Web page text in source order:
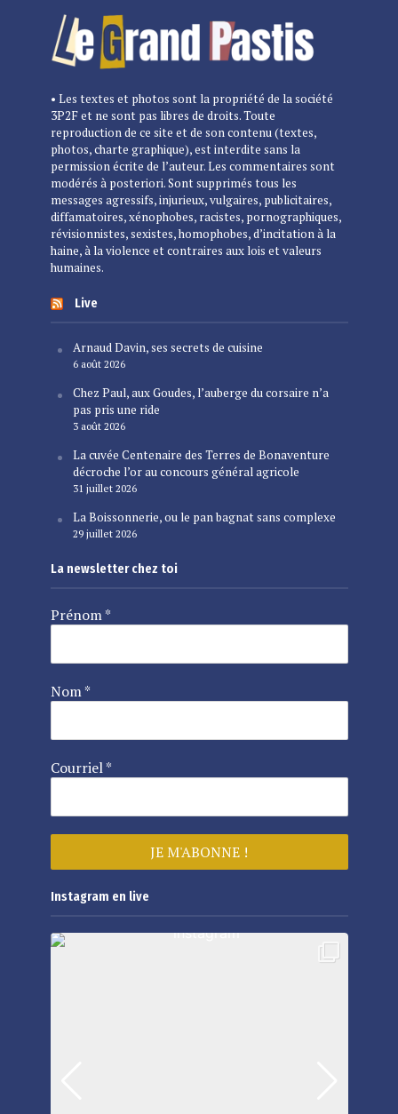
• Les textes et photos sont la propriété de la société
3P2F et ne sont pas libres de droits. Toute
reproduction de ce site et de son contenu (textes,
photos, charte graphique), est interdite sans la
permission écrite de l’auteur. Les commentaires sont
modérés à posteriori. Sont supprimés tous les
messages agressifs, injurieux, vulgaires, publicitaires,
diffamatoires, xénophobes, racistes, pornographiques,
révisionnistes, sexistes, homophobes, d’incitation à la
haine, à la violence et contraires aux lois et valeurs
humaines.
Live
Arnaud Davin, ses secrets de cuisine
6 août 2026
Chez Paul, aux Goudes, l’auberge du corsaire n’a
pas pris une ride
3 août 2026
La cuvée Centenaire des Terres de Bonaventure
décroche l’or au concours général agricole
31 juillet 2026
La Boissonnerie, ou le pan bagnat sans complexe
29 juillet 2026
La newsletter chez toi
Prénom*
Nom*
Courriel*
Instagram en live